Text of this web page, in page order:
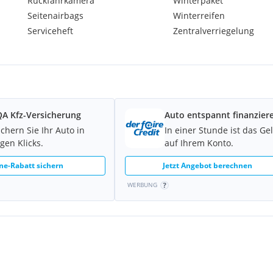
Begrenzeranlage
Seitenairbags
Serviceheft
Winterreifen
Zentralverriegelung
Kfz-Versicherung
Sie Ihr Auto in
Klicks.
Rabatt sichern
Auto entspannt
In einer Stunde ist das
auf Ihrem Konto.
Jetzt Angebot berechnen
WERBUNG